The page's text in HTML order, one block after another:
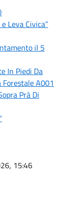
Leva Civica”
il 5
In Piedi Da
A001
Prà Di
15:46